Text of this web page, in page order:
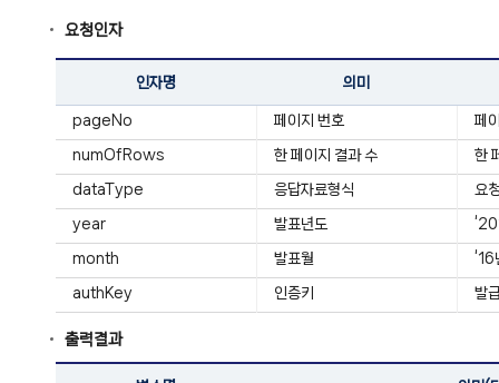
요청인자
인자명 의미
pageNo 페이지 번호 페
numOfRows 한 페이지 결과 수 한
dataType 응답자료형식 요
year 발표년도
month 발표월 ‘16
authKey 인증키 발
출력결과